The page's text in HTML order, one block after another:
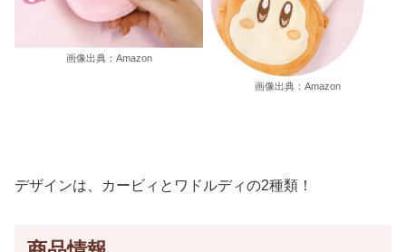
画像出典：Amazon
画像出典：Amazon
デザインは、カービィとワドルディの2種類！